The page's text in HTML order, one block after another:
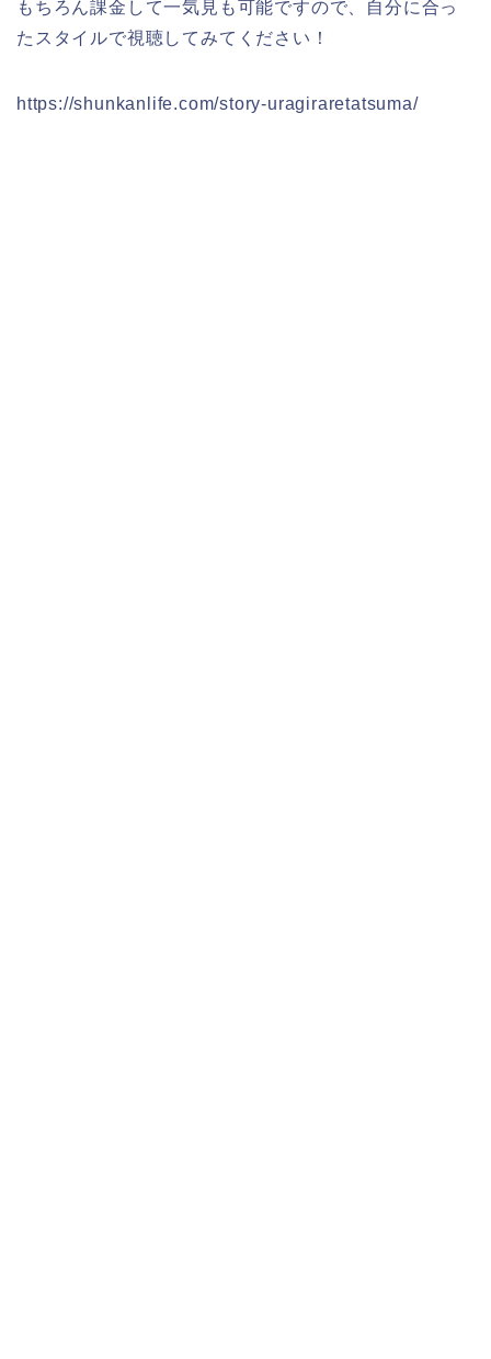
もちろん課金して一気見も可能ですので、自分に合っ
たスタイルで視聴してみてください！
https://shunkanlife.com/story-uragiraretatsuma/